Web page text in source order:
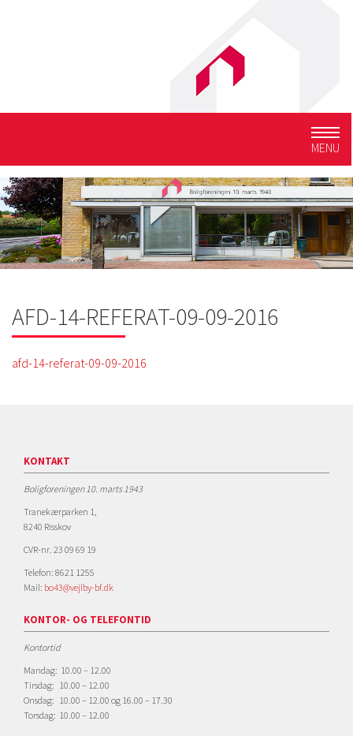
MENU
AFD-14-REFERAT-09-09-2016
afd-14-referat-09-09-2016
KONTAKT
Boligforeningen 10. marts 1943
Tranekærparken 1,
8240 Risskov
CVR-nr. 23 09 69 19
Telefon: 8621 1255
Mail: bo43@vejlby-bf.dk
KONTOR- OG TELEFONTID
Kontortid
Mandag: 10.00 – 12.00
Tirsdag: 10.00 – 12.00
Onsdag: 10.00 – 12.00 og 16.00 – 17.30
Torsdag: 10.00 – 12.00